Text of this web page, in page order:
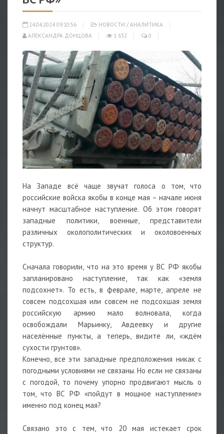
24.04.2024 09:10:56 НОВОСТИ / АНАЛИТИКА
АЛЕКСАНДРА ДОНЦОВА
1 632 0
На Западе всё чаще звучат голоса о том, что
российские войска якобы в конце мая – начале июня
начнут масштабное наступление. Об этом говорят
западные политики, военные, представители
различных околополитических и околовоенных
структур.
Сначала говорили, что на это время у ВС РФ якобы
запланировано наступление, так как «земля
подсохнет». То есть, в феврале, марте, апреле не
совсем подсохшая или совсем не подсохшая земля
российскую армию мало волновала, когда
освобождали Марьинку, Авдеевку и другие
населённые пункты, а теперь, видите ли, «ждём
сухости грунтов».
Конечно, все эти западные предположения никак с
погодными условиями не связаны. Но если не связаны
с погодой, то почему упорно продвигают мысль о
том, что ВС РФ «пойдут в мощное наступление»
именно под конец мая?
Связано это с тем, что 20 мая истекает срок